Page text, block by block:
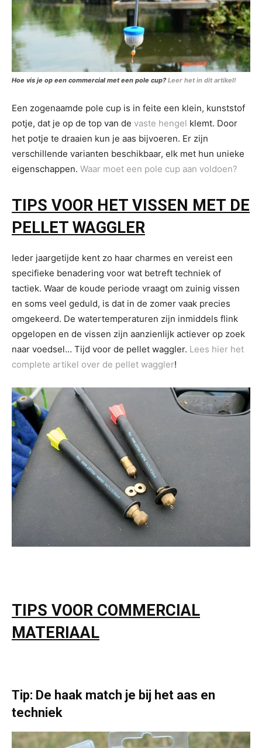
Hoe vis je op een commercial met een pole cup? Leer het in dit artikel!
Een zogenaamde pole cup is in feite een klein, kunststof
potje, dat je op de top van de vaste hengel klemt. Door
het potje te draaien kun je aas bijvoeren. Er zijn
verschillende varianten beschikbaar, elk met hun unieke
eigenschappen. Waar moet een pole cup aan voldoen?
TIPS VOOR HET VISSEN MET DE
PELLET WAGGLER
Ieder jaargetijde kent zo haar charmes en vereist een
specifieke benadering voor wat betreft techniek of
tactiek. Waar de koude periode vraagt om zuinig vissen
en soms veel geduld, is dat in de zomer vaak precies
omgekeerd. De watertemperaturen zijn inmiddels flink
opgelopen en de vissen zijn aanzienlijk actiever op zoek
naar voedsel… Tijd voor de pellet waggler. Lees hier het
complete artikel over de pellet waggler!
TIPS VOOR COMMERCIAL
MATERIAAL
Tip: De haak match je bij het aas en
techniek